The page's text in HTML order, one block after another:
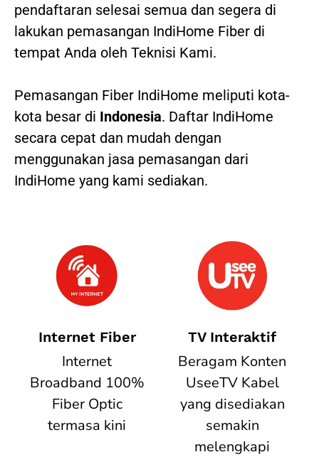
pendaftaran selesai semua dan segera di
lakukan pemasangan IndiHome Fiber di
tempat Anda oleh Teknisi Kami.
Pemasangan Fiber IndiHome meliputi kota-
kota besar di Indonesia. Daftar IndiHome
secara cepat dan mudah dengan
menggunakan jasa pemasangan dari
IndiHome yang kami sediakan.
Internet Fiber
Internet
Broadband 100%
Fiber Optic
termasa kini
TV Interaktif
Beragam Konten
UseeTV Kabel
yang disediakan
semakin
melengkapi